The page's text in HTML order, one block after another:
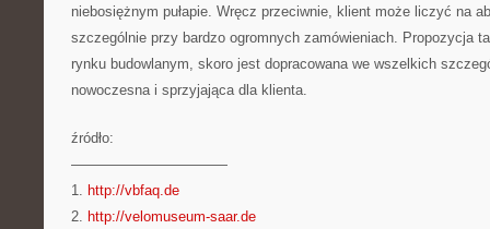
niebosiężnym pułapie. Wręcz przeciwnie, klient może liczyć na
szczególnie przy bardzo ogromnych zamówieniach. Propozycja
rynku budowlanym, skoro jest dopracowana we wszelkich
nowoczesna i sprzyjająca dla klienta.
źródło:
———————————
1. http://vbfaq.de
2. http://velomuseum-saar.de